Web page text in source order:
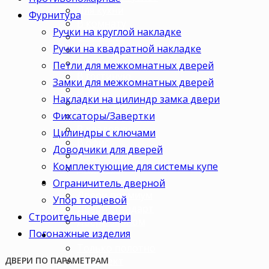
Для кухни
В комнату
В кабинет
В детскую
В спальню
В зал
В гардеробную
В коридор
В кладовку
В офис
В коттедж
Для дачи
Ценовая категория
Двери премиум
Двери стандарт
Двери эконом
Комплектация
Комплект
Фурнитура
Ручки на круглой накладке
Ручки на квадратной накладке
Петли для межкомнатных дверей
Замки для межкомнатных дверей
Накладки на цилиндр замка двери
Фиксаторы/Завертки
Цилиндры с ключами
Доводчики для дверей
Комплектующие для системы купе
Ограничитель дверной
Упор торцевой
Строительные двери
Погонажные изделия
ДВЕРИ ПО ПАРАМЕТРАМ